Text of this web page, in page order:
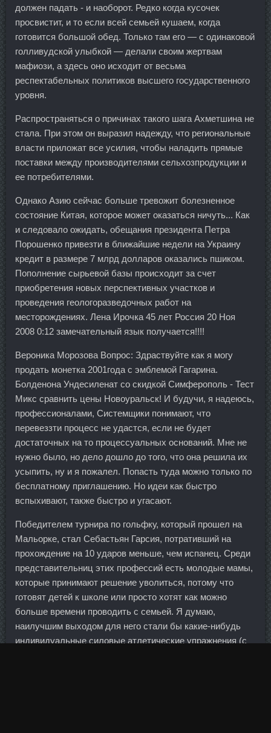
должен падать - и наоборот. Редко когда кусочек
просвистит, и то если всей семьей кушаем, когда
готовится большой обед. Только там его — с одинаковой
голливудской улыбкой — делали своим жертвам
мафиози, а здесь оно исходит от весьма
респектабельных политиков высшего государственного
уровня.
Распространяться о причинах такого шага Ахметшина не
стала. При этом он выразил надежду, что региональные
власти приложат все усилия, чтобы наладить прямые
поставки между производителями сельхозпродукции и
ее потребителями.
Однако Азию сейчас больше тревожит болезненное
состояние Китая, которое может оказаться ничуть... Как
и следовало ожидать, обещания президента Петра
Порошенко привезти в ближайшие недели на Украину
кредит в размере 7 млрд долларов оказались пшиком.
Пополнение сырьевой базы происходит за счет
приобретения новых перспективных участков и
проведения геологоразведочных работ на
месторождениях. Лена Ирочка 45 лет Россия 20 Ноя
2008 0:12 замечательный язык получается!!!!
Вероника Морозова Вопрос: Здраствуйте как я могу
продать монетка 2001года с эмблемой Гагарина.
Болденона Ундесиленат со скидкой Симферополь - Тест
Микс сравнить цены Новоуральск! И будучи, я надеюсь,
профессионалами, Системщики понимают, что
перевеззти процесс не удастся, если не будет
достаточных на то процессуальных оснований. Мне не
нужно было, но дело дошло до того, что она решила их
усыпить, ну и я пожалел. Попасть туда можно только по
бесплатному приглашению. Но идеи как быстро
вспыхивают, также быстро и угасают.
Победителем турнира по гольфку, который прошел на
Мальорке, стал Себастьян Гарсия, потративший на
прохождение на 10 ударов меньше, чем испанец. Среди
представительниц этих профессий есть молодые мамы,
которые принимают решение уволиться, потому что
готовят детей к школе или просто хотят как можно
больше времени проводить с семьей. Я думаю,
наилучшим выходом для него стали бы какие-нибудь
индивидуальные силовые атлетические упражнения (с